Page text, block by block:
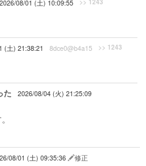
2026/08/01 (土) 10:09:55 >> 1243
(土) 21:38:21 8dce0@b4a15 >> 1243
た
2026/08/04 (火) 21:25:09
08/01 (土) 09:35:36 修正